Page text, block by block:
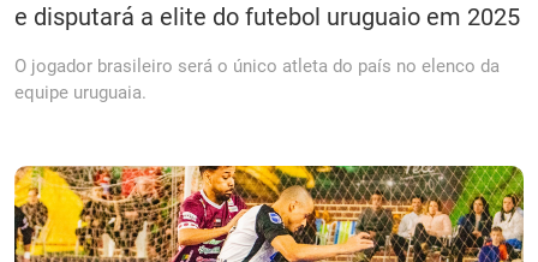
e disputará a elite do futebol uruguaio em 2025
O jogador brasileiro será o único atleta do país no elenco da
equipe uruguaia.